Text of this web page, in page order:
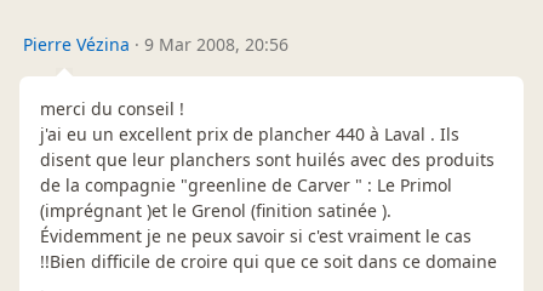
Pierre Vézina · 9 Mar 2008, 20:56
merci du conseil !
j'ai eu un excellent prix de plancher 440 à Laval . Ils
disent que leur planchers sont huilés avec des produits
de la compagnie "greenline de Carver " : Le Primol
(imprégnant )et le Grenol (finition satinée ).
Évidemment je ne peux savoir si c'est vraiment le cas
!!Bien difficile de croire qui que ce soit dans ce domaine
.